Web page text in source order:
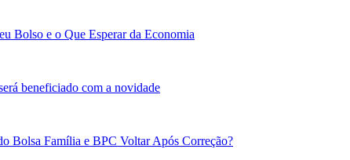
Bolso e o Que Esperar da Economia
beneficiado com a novidade
Bolsa Família e BPC Voltar Após Correção?